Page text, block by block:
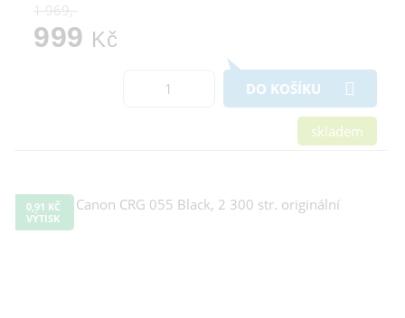
1 969,-
999 Kč
DO KOŠÍKU
skladem
0,91 KČ
VÝTISK